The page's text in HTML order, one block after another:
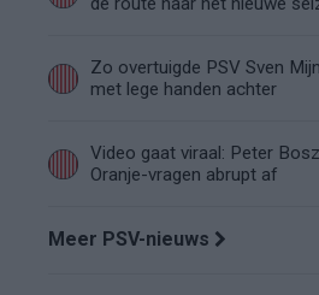
Zo overtuigde PSV Sven
met lege handen achter
Video gaat viraal: Peter
Oranje-vragen abrupt af
Meer PSV-nieuws